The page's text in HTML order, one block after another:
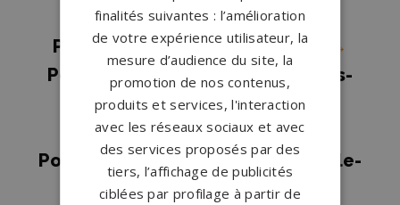
Harcouët→
Pompes funèbres Saint-James
→
Pompes funèbres Saint-Jean-des-
Baisants →
Pompes funèbres Saint-Lô
Pompes funèbres Saint-Sauveur-le-
Vicomte →
finalités suivantes : l’amélioration
de votre expérience utilisateur, la
mesure d’audience du site, la
promotion de nos contenus,
produits et services, l'interaction
avec les réseaux sociaux et avec
des services proposés par des
tiers, l’affichage de publicités
ciblées par profilage à partir de